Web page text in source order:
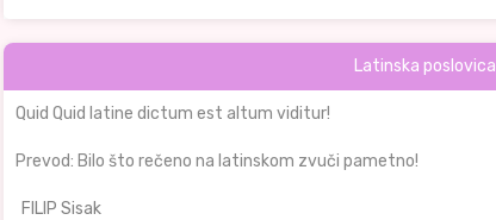
Latinska poslovica
Quid Quid latine dictum est altum viditur!
Prevod: Bilo što rečeno na latinskom zvuči pametno!
FILIP Sisak